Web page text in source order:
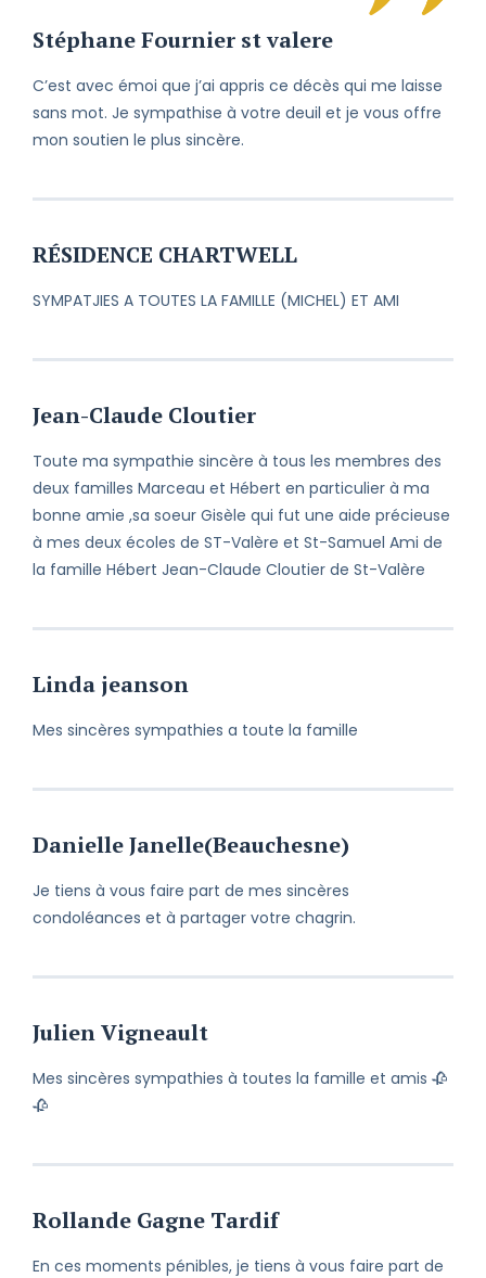
chagrin.
Malgré les kilomètres qui nous
séparent, je vous prie de bien vouloir
accepter mes sincères condoléances
compter sur moi. À très bientôt.
Perdre un être cher est toujours une
circonstances. Veuillez recevoir mes
Stéphane Fournier st valere
C’est avec émoi que j’ai appris ce décès qui me laisse
sans mot. Je sympathise à votre deuil et je vous offre
mon soutien le plus sincère.
RÉSIDENCE CHARTWELL
SYMPATJIES A TOUTES LA FAMILLE (MICHEL) ET AMI
Jean-Claude Cloutier
Toute ma sympathie sincère à tous les membres des
deux familles Marceau et Hébert en particulier à ma
bonne amie ,sa soeur Gisèle qui fut une aide précieuse
à mes deux écoles de ST-Valère et St-Samuel Ami de
la famille Hébert Jean-Claude Cloutier de St-Valère
Linda jeanson
Mes sincères sympathies a toute la famille
Danielle Janelle(Beauchesne)
Je tiens à vous faire part de mes sincères
condoléances et à partager votre chagrin.
Julien Vigneault
Mes sincères sympathies à toutes la famille et amis 🥀
🥀
Rollande Gagne Tardif
En ces moments pénibles, je tiens à vous faire part de